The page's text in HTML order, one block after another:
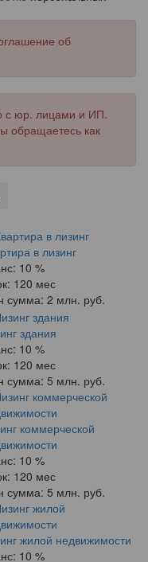
об
с юр. лицами и ИП.
обращаетесь как
в лизинг
10 %
120 мес
сумма: 2 млн. руб.
здания
10 %
120 мес
сумма: 5 млн. руб.
коммерческой
10 %
120 мес
сумма: 5 млн. руб.
жилой недвижимости
10 %